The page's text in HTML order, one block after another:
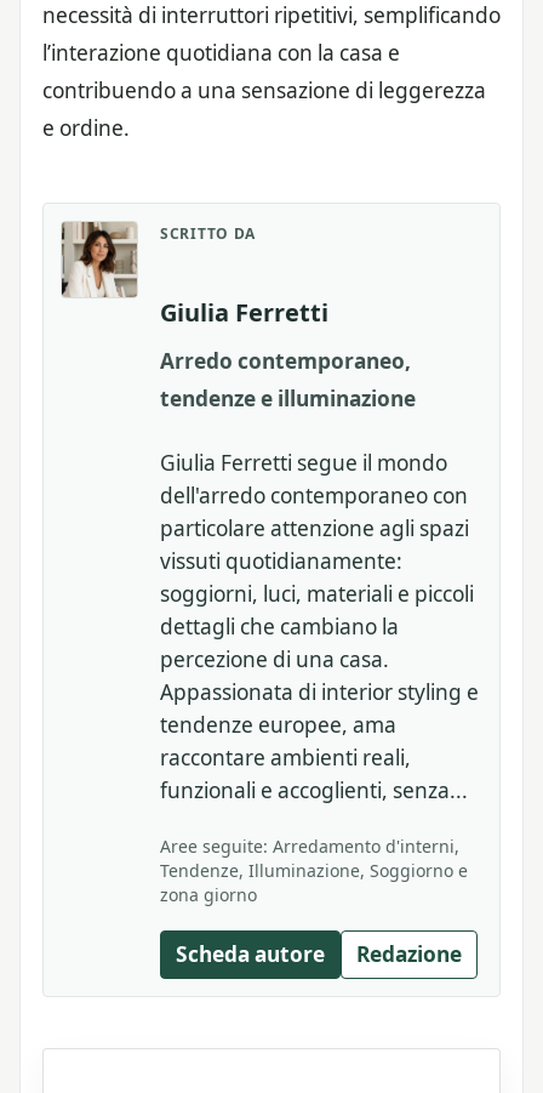
necessità di interruttori ripetitivi, semplificando
l’interazione quotidiana con la casa e
contribuendo a una sensazione di leggerezza
e ordine.
SCRITTO DA
Giulia Ferretti
Arredo contemporaneo,
tendenze e illuminazione
Giulia Ferretti segue il mondo
dell'arredo contemporaneo con
particolare attenzione agli spazi
vissuti quotidianamente:
soggiorni, luci, materiali e piccoli
dettagli che cambiano la
percezione di una casa.
Appassionata di interior styling e
tendenze europee, ama
raccontare ambienti reali,
funzionali e accoglienti, senza...
Aree seguite: Arredamento d'interni,
Tendenze, Illuminazione, Soggiorno e
zona giorno
Scheda autore Redazione